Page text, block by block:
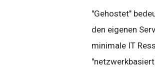
"Gehostet"
den eigenen
minimale IT